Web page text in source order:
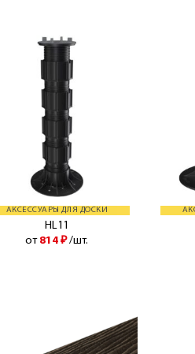
АКСЕССУАРЫ ДЛЯ ДОСКИ
HL11
от 814₽ /шт.